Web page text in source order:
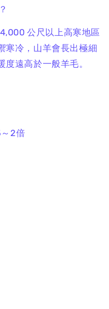
公尺以上高寒地區
寒冷，山羊會長出極細
遠高於一般羊毛。
2倍